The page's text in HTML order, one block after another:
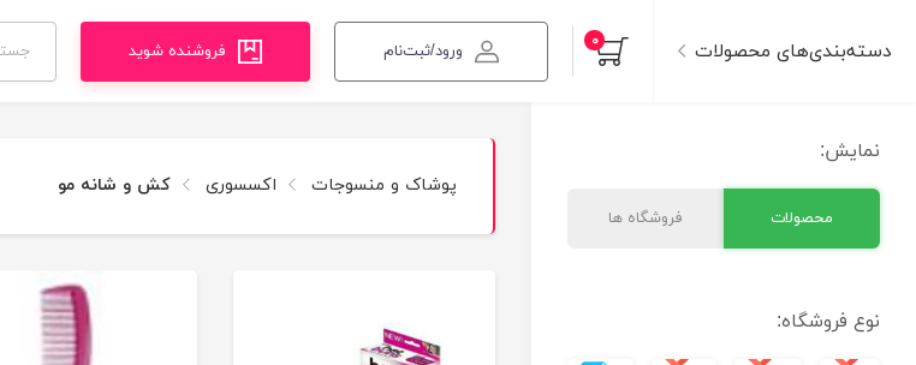
دسته‌بندی‌های محصولات ۰ ورود/ثبت‌نام فروشنده شوید
نمایش:
محصولات فروشگاه ها
نوع فروشگاه:
پوشاک و منسوجات اکسسوری کش و شانه مو